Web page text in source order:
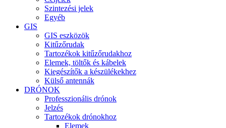
Szintezési jelek
Egyéb
GIS
GIS eszközök
Kitűzőrudak
Tartozékok kitűzőrudakhoz
Elemek, töltők és kábelek
Kiegészítők a készülékekhez
Külső antennák
DRÓNOK
Professzionális drónok
Jelzés
Tartozékok drónokhoz
Elemek